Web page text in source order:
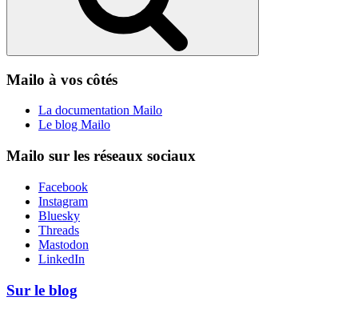
Mailo à vos côtés
La documentation Mailo
Le blog Mailo
Mailo sur les réseaux sociaux
Facebook
Instagram
Bluesky
Threads
Mastodon
LinkedIn
Sur le blog